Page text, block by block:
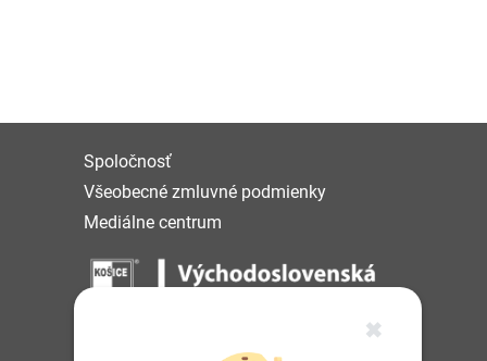
Spoločnosť
Všeobecné zmluvné podmienky
Mediálne centrum
✖